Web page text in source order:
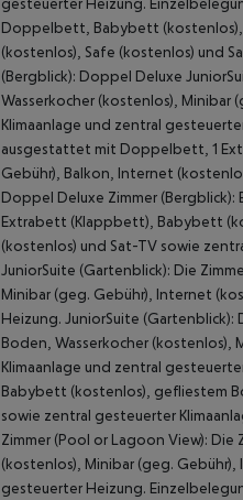
Doppelbett, Babybett (kostenlos),
(kostenlos), Safe (kostenlos) und
(Bergblick): Doppel Deluxe
Wasserkocher (kostenlos),
Klimaanlage und zentral
ausgestattet mit Doppelbett, 1
Gebühr), Balkon, Internet
Doppel Deluxe Zimmer
Extrabett (Klappbett), Babybett
(kostenlos) und Sat-TV sowie
JuniorSuite (Gartenblick): Die
Minibar (geg. Gebühr), Internet
Heizung. JuniorSuite
Boden, Wasserkocher
Klimaanlage und zentral
Babybett (kostenlos), gefliestem
sowie zentral gesteuerter
Zimmer (Pool or Lagoon View):
(kostenlos), Minibar (geg.
gesteuerter Heizung.